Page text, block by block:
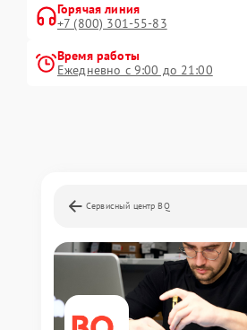
Горячая линия
+7 (800) 301-55-83
Время работы
Ежедневно с 9:00 до 21:00
Сервисный центр BQ